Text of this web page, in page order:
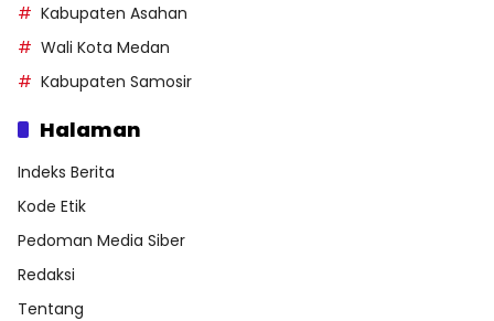
Kabupaten Asahan
Wali Kota Medan
Kabupaten Samosir
Halaman
Indeks Berita
Kode Etik
Pedoman Media Siber
Redaksi
Tentang